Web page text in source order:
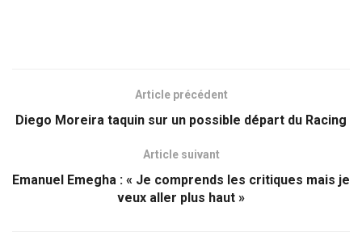
Article précédent
Diego Moreira taquin sur un possible départ du Racing
Article suivant
Emanuel Emegha : « Je comprends les critiques mais je
veux aller plus haut »